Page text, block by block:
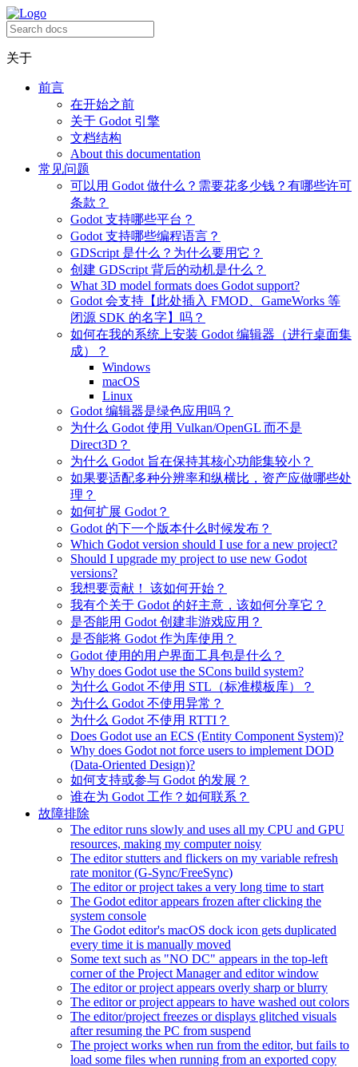
关于
前言
在开始之前
关于 Godot 引擎
文档结构
About this documentation
常见问题
可以用 Godot 做什么？需要花多少钱？有哪些许可
条款？
Godot 支持哪些平台？
Godot 支持哪些编程语言？
GDScript 是什么？为什么要用它？
创建 GDScript 背后的动机是什么？
What 3D model formats does Godot support?
Godot 会支持【此处插入 FMOD、GameWorks 等
闭源 SDK 的名字】吗？
如何在我的系统上安装 Godot 编辑器（进行桌面集
成）？
Windows
macOS
Linux
Godot 编辑器是绿色应用吗？
为什么 Godot 使用 Vulkan/OpenGL 而不是
Direct3D？
为什么 Godot 旨在保持其核心功能集较小？
如果要适配多种分辨率和纵横比，资产应做哪些处
理？
如何扩展 Godot？
Godot 的下一个版本什么时候发布？
Which Godot version should I use for a new project?
Should I upgrade my project to use new Godot
versions?
我想要贡献！ 该如何开始？
我有个关于 Godot 的好主意，该如何分享它？
是否能用 Godot 创建非游戏应用？
是否能将 Godot 作为库使用？
Godot 使用的用户界面工具包是什么？
Why does Godot use the SCons build system?
为什么 Godot 不使用 STL（标准模板库）？
为什么 Godot 不使用异常？
为什么 Godot 不使用 RTTI？
Does Godot use an ECS (Entity Component System)?
Why does Godot not force users to implement DOD
(Data-Oriented Design)?
如何支持或参与 Godot 的发展？
谁在为 Godot 工作？如何联系？
故障排除
The editor runs slowly and uses all my CPU and GPU
resources, making my computer noisy
The editor stutters and flickers on my variable refresh
rate monitor (G-Sync/FreeSync)
The editor or project takes a very long time to start
The Godot editor appears frozen after clicking the
system console
The Godot editor's macOS dock icon gets duplicated
every time it is manually moved
Some text such as "NO DC" appears in the top-left
corner of the Project Manager and editor window
The editor or project appears overly sharp or blurry
The editor or project appears to have washed out colors
The editor/project freezes or displays glitched visuals
after resuming the PC from suspend
The project works when run from the editor, but fails to
load some files when running from an exported copy